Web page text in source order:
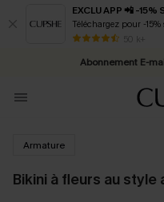
EXCLU APP 📲 -15%
Téléchargez pour -
50 k+
* Livraison
Abonnement E-
Armature
Bikini à fleurs au style